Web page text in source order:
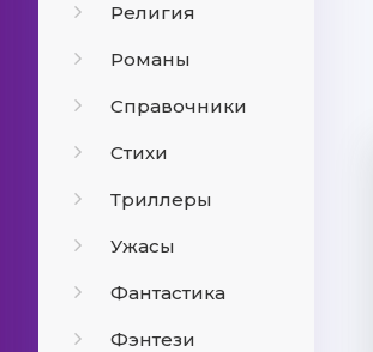
Религия
Романы
Справочники
Стихи
Триллеры
Ужасы
Фантастика
Фэнтези